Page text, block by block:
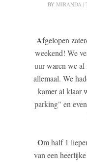
BYMIRANDA |
Afgelopen
weekend! We
uur waren we al
allemaal. We
kamer al klaar
parking" en
Om half 1
van een